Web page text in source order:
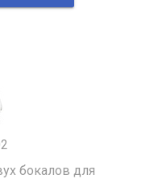
бокалов для